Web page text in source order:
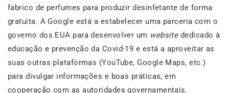
fabrico de perfumes para produzir desinfetante de forma
gratuita. A Google está a estabelecer uma parceria com o
governo dos EUA para desenvolver um websitededicado à
educação e prevenção da Covid-19 e está a aproveitar as
suas outras plataformas (YouTube, Google Maps, etc.)
para divulgar informações e boas práticas, em
cooperação com as autoridades governamentais.